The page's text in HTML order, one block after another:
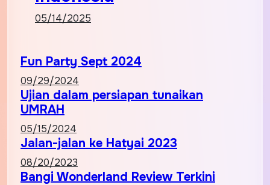
05/14/2025
Fun Party Sept 2024
09/29/2024
Ujian dalam persiapan tunaikan
UMRAH
05/15/2024
Jalan-jalan ke Hatyai 2023
08/20/2023
Bangi Wonderland Review Terkini